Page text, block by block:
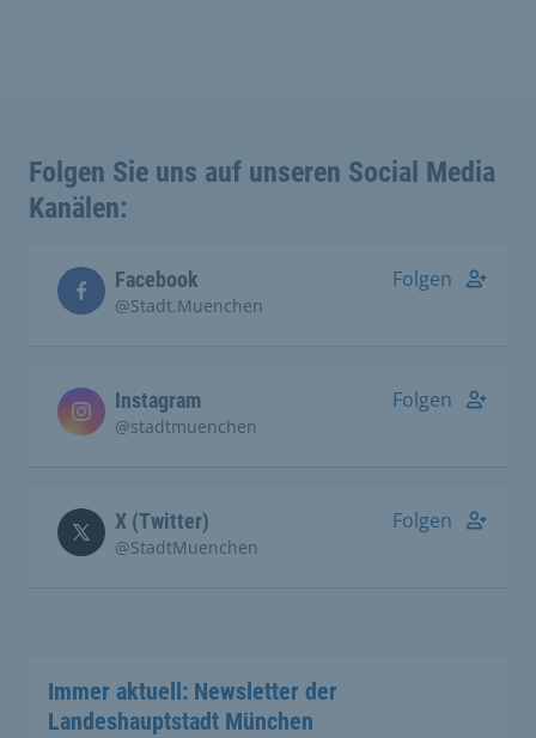
Folgen Sie uns auf unseren Social Media
Kanälen:
Facebook
@Stadt.Muenchen
Folgen
Instagram
@stadtmuenchen
Folgen
X (Twitter)
@StadtMuenchen
Folgen
Immer aktuell: Newsletter der
Landeshauptstadt München